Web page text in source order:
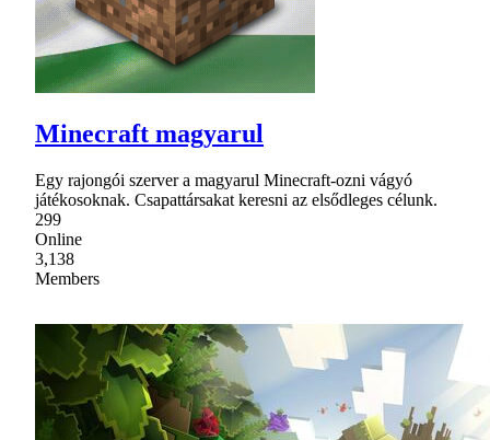
Minecraft magyarul
Egy rajongói szerver a magyarul Minecraft-ozni vágyó
játékosoknak. Csapattársakat keresni az elsődleges célunk.
299
Online
3,138
Members